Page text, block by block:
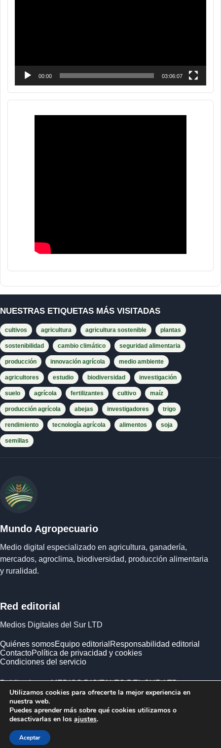
00:00 03:06:07
NUESTRAS ETIQUETAS MÁS VISITADAS
cultivos agricultura agricultura sostenible plantas
sostenibilidad cambio climático seguridad alimentaria
producción innovación agrícola medio ambiente
agricultores estudio biodiversidad investigación
suelo agrícola fertilizantes cultivo maíz
producción agrícola abejas investigadores trigo
rendimiento tecnología agrícola alimentos soja
semillas
Mundo Agropecuario
Medio digital especializado en agricultura, ganadería,
mercados, agroclima, biodiversidad, producción alimentaria
y ruralidad.
Red editorial
Medios Digitales del Sur LTD
Quiénes somosEquipo editorial Responsabilidad editorial
ContactoPolítica de privacidad y cookies
Condiciones del servicio
Publicado por MEDIOS DIGITALES DEL SUR LTD ·
Empresa registrada en Inglaterra y Gales.
Utilizamos cookies para ofrecerte la mejor experiencia en
nuestra web.
Puedes aprender más sobre qué cookies utilizamos o
desactivarlas en los ajustes.
Aceptar